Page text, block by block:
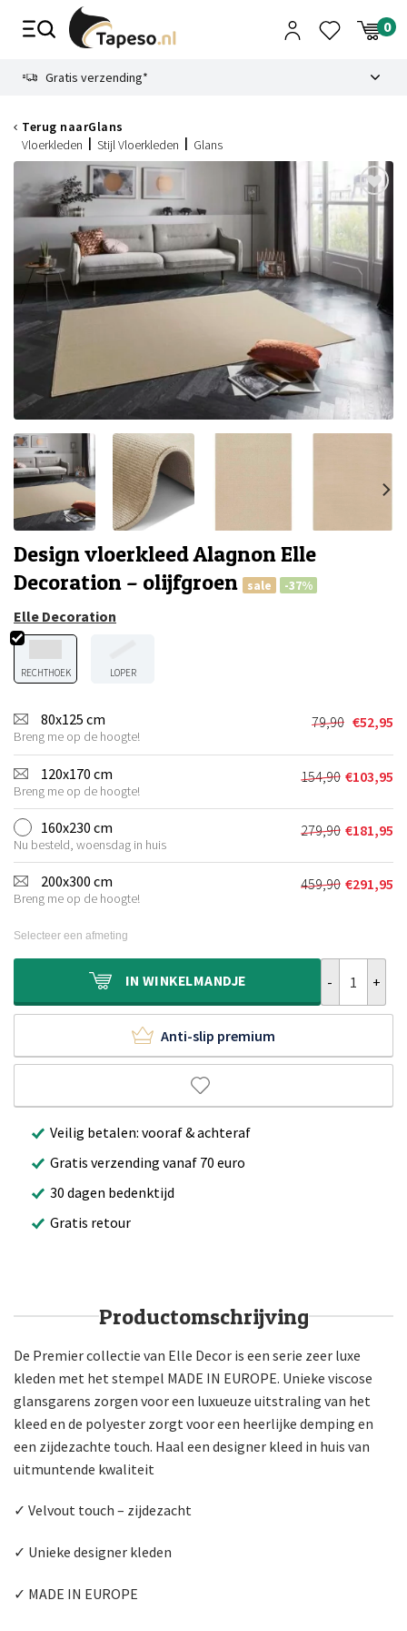
Gratis verzending*
Terug naarGlans
Vloerkleden
Stijl Vloerkleden Glans
Design vloerkleed Alagnon Elle
Decoration – olijfgroen
sale -37%
Elle Decoration
RECHTHOEK LOPER
80x125 cm
Breng me op de hoogte!
79,90
prijs
was:
€79,90.
€52,95
Huidige
prijs
is:
€52,95.
120x170 cm
Breng me op de hoogte!
154,90
prijs
was:
€154,90.
€103,95
Huidige
prijs
is:
€103,95.
160x230 cm
Nu besteld, woensdag in huis
279,90
prijs
was:
€279,90.
€181,95
Huidige
prijs
is:
€181,95.
200x300 cm
Breng me op de hoogte!
459,90 €291,95
Huidige
Selecteer een afmeting
IN WINKELMANDJE
Anti-slip premium
Veilig betalen: vooraf & achteraf
Gratis verzending vanaf 70 euro
30 dagen bedenktijd
Gratis retour
Productomschrijving
De Premier collectie van Elle Decor is een serie zeer luxe
kleden met het stempel MADE IN EUROPE. Unieke viscose
glansgarens zorgen voor een luxueuze uitstraling van het
kleed en de polyester zorgt voor een heerlijke demping en
een zijdezachte touch. Haal een designer kleed in huis van
uitmuntende kwaliteit
✓ Velvout touch – zijdezacht
✓ Unieke designer kleden
✓ MADE IN EUROPE